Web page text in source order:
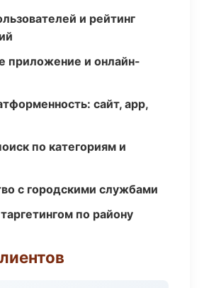
и рейтинг
приложение и онлайн-
сайт, app,
по категориям и
с городскими службами
по району